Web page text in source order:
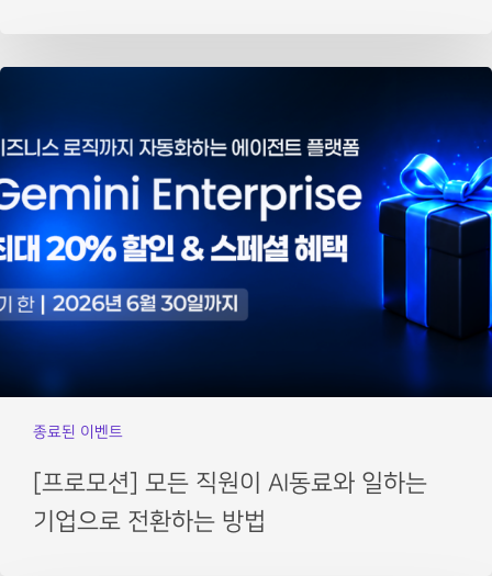
종료된 이벤트
[프로모션] 모든 직원이 AI동료와 일하는
기업으로 전환하는 방법